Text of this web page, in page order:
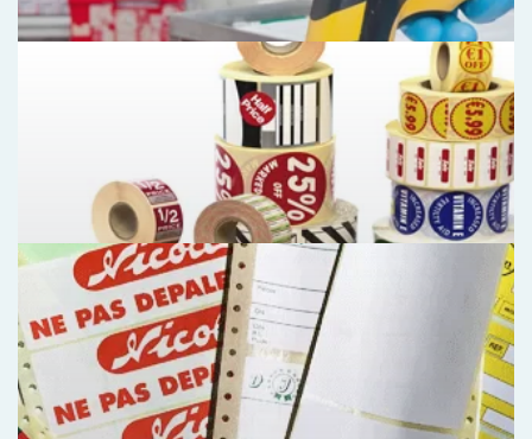
Etiquettes en planches
Étiquettes adhésives en planche A4, A5, A3 pour